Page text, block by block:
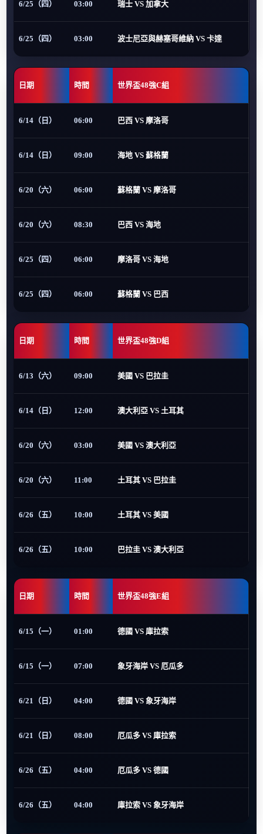
6/25（四） 03:00 瑞士 VS 加拿大
6/25（四） 03:00 波士尼亞與赫塞哥維納 VS 卡達
日期 時間 世界盃48強C組
6/14（日） 06:00 巴西 VS 摩洛哥
6/14（日） 09:00 海地 VS 蘇格蘭
6/20（六） 06:00 蘇格蘭 VS 摩洛哥
6/20（六） 08:30 巴西 VS 海地
6/25（四） 06:00 摩洛哥 VS 海地
6/25（四） 06:00 蘇格蘭 VS 巴西
日期 時間 世界盃48強D組
6/13（六） 09:00 美國 VS 巴拉圭
6/14（日） 12:00 澳大利亞 VS 土耳其
6/20（六） 03:00 美國 VS 澳大利亞
6/20（六） 11:00 土耳其 VS 巴拉圭
6/26（五） 10:00 土耳其 VS 美國
6/26（五） 10:00 巴拉圭 VS 澳大利亞
日期 時間 世界盃48強E組
6/15（一） 01:00 德國 VS 庫拉索
6/15（一） 07:00 象牙海岸 VS 厄瓜多
6/21（日） 04:00 德國 VS 象牙海岸
6/21（日） 08:00 厄瓜多 VS 庫拉索
6/26（五） 04:00 厄瓜多 VS 德國
6/26（五） 04:00 庫拉索 VS 象牙海岸